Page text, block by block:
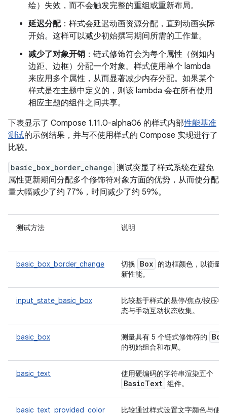
绘）失效，而不会触发完整的重组或重新布局。
延迟分配：样式会延迟动画资源分配，直到动画实际
开始。这样可以减少初始撰写期间所需的工作量。
减少了对象开销 ：链式修饰符会为每个属性（例如内
边距、边框）分配一个对象。样式使用单个 lambda
来应用多个属性，从而显著减少内存分配。如果某个
样式是在主题中定义的，则该 lambda 会在所有使用
相应主题的组件之间共享。
下表显示了 Compose 1.11.0-alpha06 的样式内部性能基准
测试的示例结果，并与不使用样式的 Compose 实现进行了
比较。
basic_box_border_change 测试突显了样式系统在避免
属性更新期间分配多个修饰符对象方面的优势，从而使分配
量大幅减少了约 77%，时间减少了约 59%。
测试方法 说明
basic_box_border_change 切换 Box 的边框颜色，以衡量
新性能。
input_state_basic_box
比较基于样式的悬停/焦点/按压状
态与手动互动状态收集。
basic_box 测量具有 5 个链式修饰符的 Box
的初始组合和布局。
basic_text 使用硬编码的字符串渲染五个
BasicText 组件。
basic_text_provided_color 比较通过样式设置文字颜色与使用